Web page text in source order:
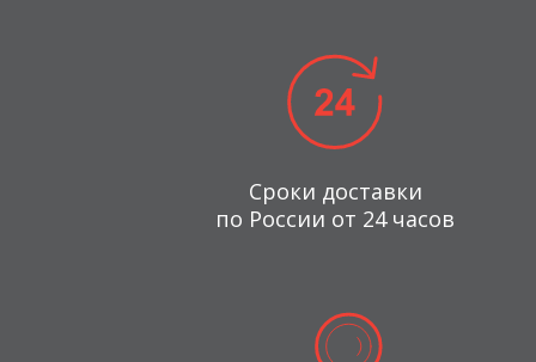
Сроки доставки
по России от 24 часов